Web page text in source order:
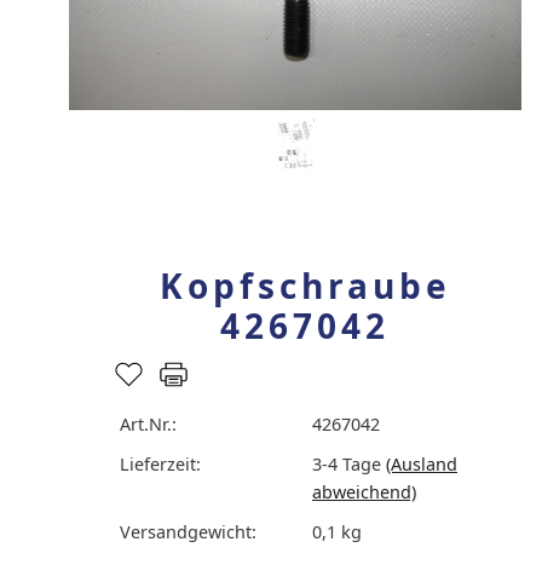
Kopfschraube
4267042
Art.Nr.:
4267042
Lieferzeit:
3-4 Tage (Ausland
abweichend)
Versandgewicht:
0,1 kg